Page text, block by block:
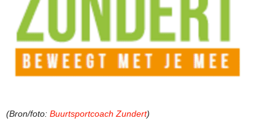
(Bron/foto: Buurtsportcoach Zundert)